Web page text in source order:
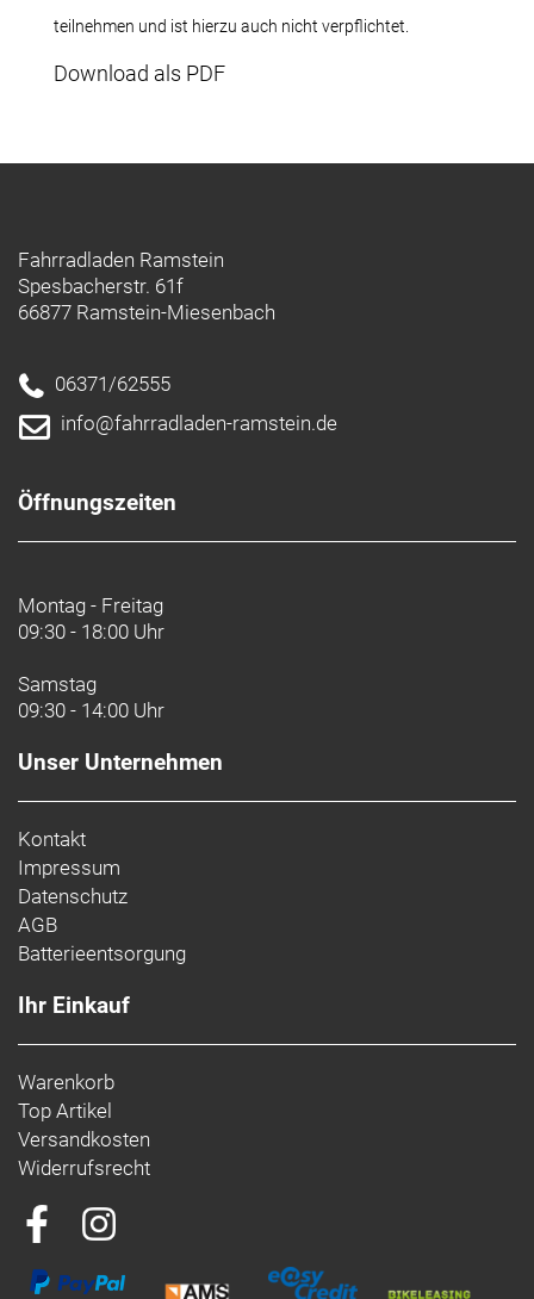
teilnehmen und ist hierzu auch nicht verpflichtet.
Download als PDF
Fahrradladen Ramstein
Spesbacherstr. 61f
66877 Ramstein-Miesenbach
06371/62555
info@fahrradladen-ramstein.de
Öffnungszeiten
Montag - Freitag
09:30 - 18:00 Uhr
Samstag
09:30 - 14:00 Uhr
Unser Unternehmen
Kontakt
Impressum
Datenschutz
AGB
Batterieentsorgung
Ihr Einkauf
Warenkorb
Top Artikel
Versandkosten
Widerrufsrecht